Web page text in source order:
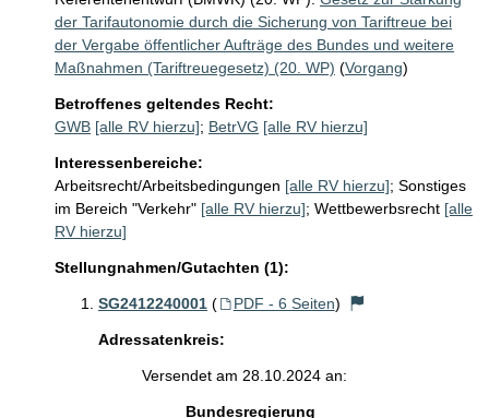
der Tarifautonomie durch die Sicherung von Tariftreue bei
der Vergabe öffentlicher Aufträge des Bundes und weitere
Maßnahmen (Tariftreuegesetz) (20. WP) (Vorgang)
Betroffenes geltendes Recht:
GWB [alle RV hierzu]; BetrVG [alle RV hierzu]
Interessenbereiche:
Arbeitsrecht/Arbeitsbedingungen [alle RV hierzu]; Sonstiges
im Bereich "Verkehr" [alle RV hierzu]; Wettbewerbsrecht [alle
RV hierzu]
Stellungnahmen/Gutachten (1):
SG2412240001 ( PDF - 6 Seiten)
Adressatenkreis:
Versendet am 28.10.2024 an:
Bundesregierung